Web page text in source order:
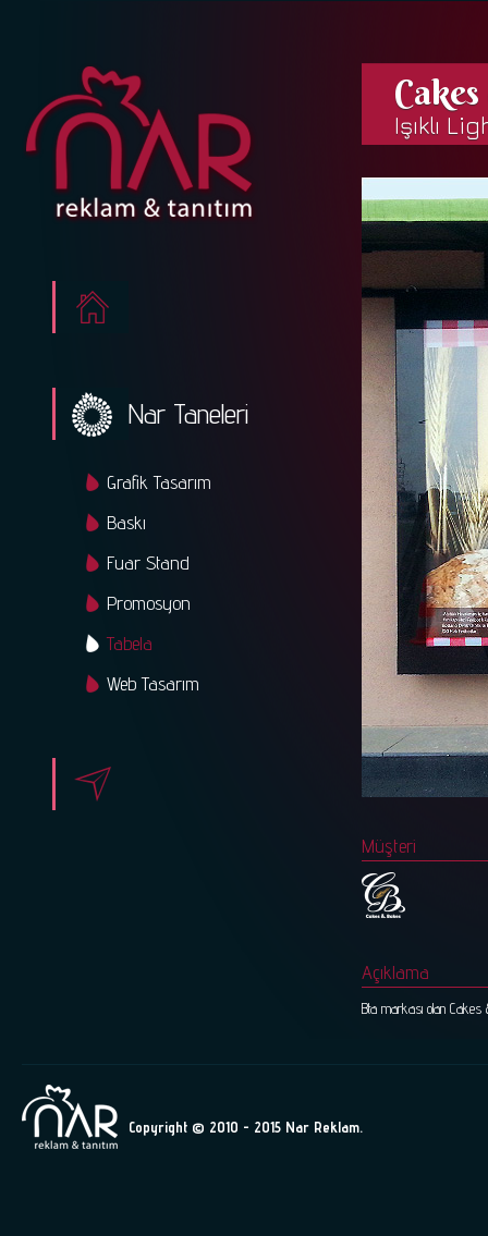
Nar Taneleri
Grafik Tasarım
Baskı
Fuar Stand
Promosyon
Tabela
Web Tasarım
Işıklı
Müşteri
Açıklama
Bta markası olan Cakes
Copyright © 2010 - 2015 Nar Reklam.